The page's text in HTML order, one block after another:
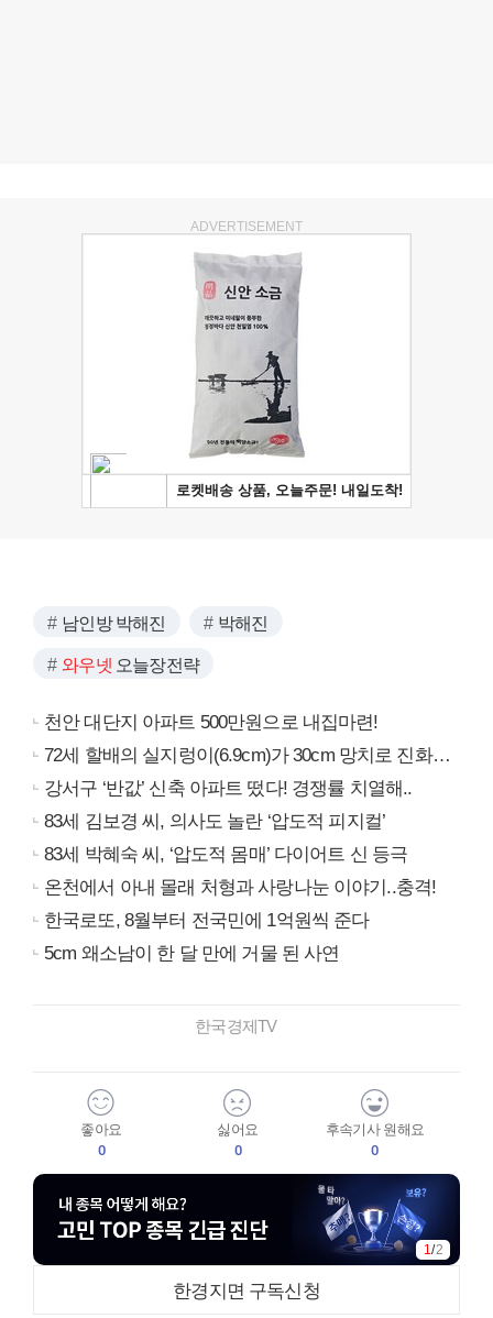
ADVERTISEMENT
남인방 박해진 박해진
와우넷 오늘장전략
천안 대단지 아파트 500만원으로 내집마련!
72세 할배의 실지렁이(6.9cm)가 30cm 망치로 진화…
강서구 ‘반값’ 신축 아파트 떴다! 경쟁률 치열해..
83세 김보경 씨, 의사도 놀란 ‘압도적 피지컬’
83세 박혜숙 씨, ‘압도적 몸매’ 다이어트 신 등극
온천에서 아내 몰래 처형과 사랑나눈 이야기..충격!
한국로또, 8월부터 전국민에 1억원씩 준다
5cm 왜소남이 한 달 만에 거물 된 사연
한국경제TV
좋아요
0
싫어요
0
후속기사 원해요
0
1/2
한경지면 구독신청